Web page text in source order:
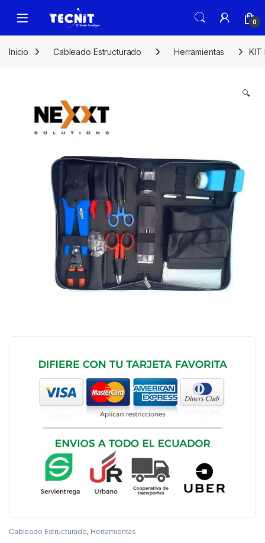
0
Inicio Cableado Estructurado Herramientas KIT
🔍
Cableado Estructurado, Herramientas